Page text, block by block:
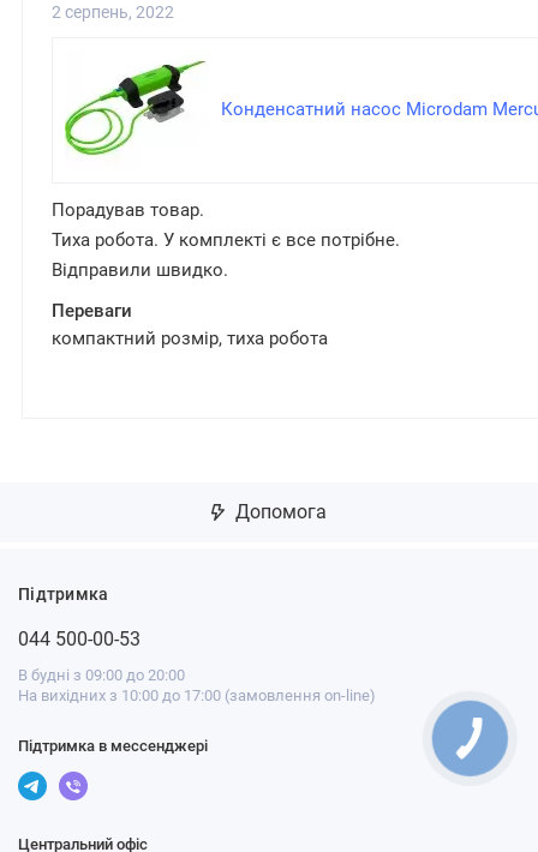
2 серпень, 2022
Конденсатний насос Microdam
Порадував товар.
Тиха робота. У комплекті є все потрібне.
Відправили швидко.
Переваги
компактний розмір, тиха робота
Допомога
Підтримка
044 500-00-53
В будні з 09:00 до 20:00
На вихідних з 10:00 до 17:00 (замовлення on-line)
Підтримка в мессенджері
Центральний офіс